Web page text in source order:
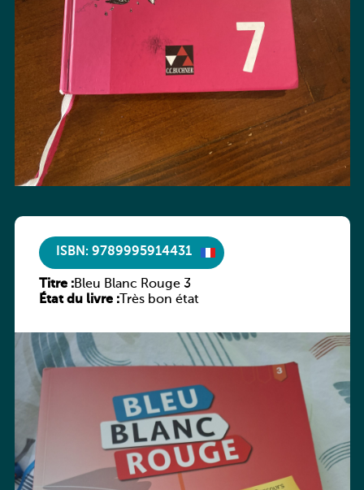
ISBN: 9789995914431
Titre :Bleu Blanc Rouge 3
État du livre :Très bon état